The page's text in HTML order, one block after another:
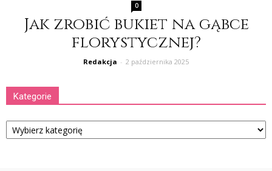
0
Jak zrobić bukiet na gąbce
florystycznej?
Redakcja - 2 października 2025
Kategorie
Kategorie